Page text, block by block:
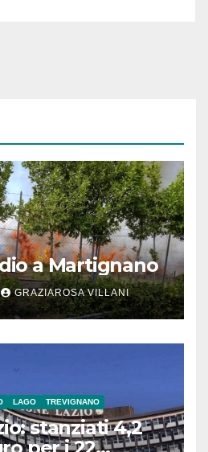
a Martignano
GRAZIAROSA VILLANI
LAGO TREVIGNANO
stanziati 4,2
per i 22